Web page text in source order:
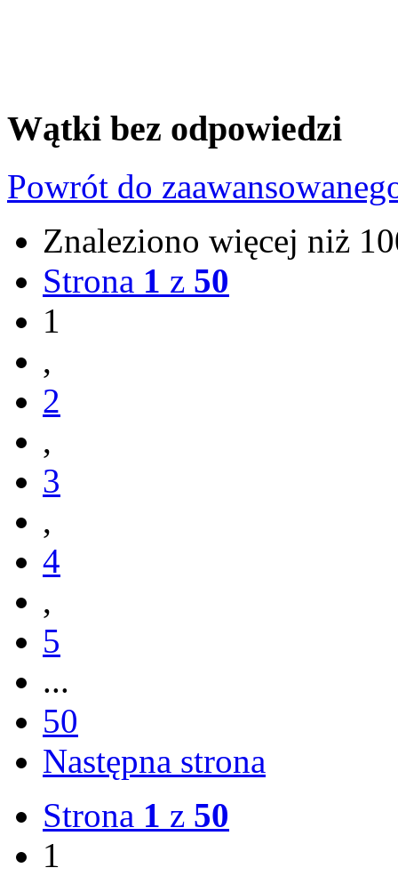
Wątki bez odpowiedzi
Powrót do
Znaleziono więcej niż
Strona 1 z 50
1
,
2
,
3
,
4
,
5
...
50
Następna strona
Strona 1 z 50
1